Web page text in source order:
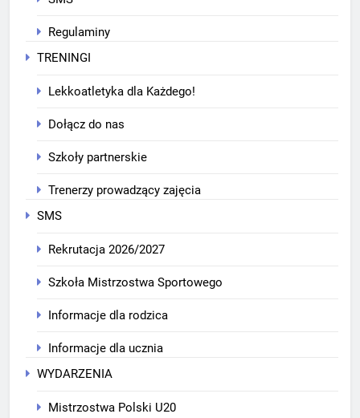
Regulaminy
TRENINGI
Lekkoatletyka dla Każdego!
Dołącz do nas
Szkoły partnerskie
Trenerzy prowadzący zajęcia
SMS
Rekrutacja 2026/2027
Szkoła Mistrzostwa Sportowego
Informacje dla rodzica
Informacje dla ucznia
WYDARZENIA
Mistrzostwa Polski U20